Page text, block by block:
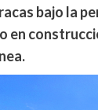
bajo la
en